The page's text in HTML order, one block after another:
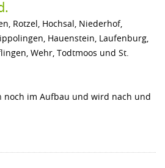
GESCHICHTE
GEOLOGIE
FREIZEIT
Rotzel, Hochsal, Niederhof,
Hauenstein, Laufenburg,
Wehr, Todtmoos und St.
noch im Aufbau und wird nach und